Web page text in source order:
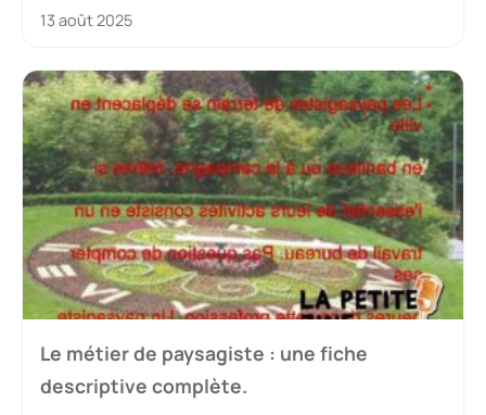
13 août 2025
Le métier de paysagiste : une fiche
descriptive complète.